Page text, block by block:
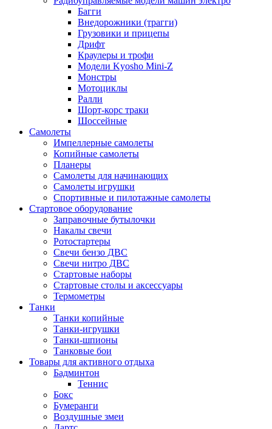
Багги
Внедорожники (трагги)
Грузовики и прицепы
Дрифт
Краулеры и трофи
Модели Kyosho Mini-Z
Монстры
Мотоциклы
Ралли
Шорт-корс траки
Шоссейные
Самолеты
Импеллерные самолеты
Копийные самолеты
Планеры
Самолеты для начинающих
Самолеты игрушки
Спортивные и пилотажные самолеты
Стартовое оборудование
Заправочные бутылочки
Накалы свечи
Ротостартеры
Свечи бензо ДВС
Свечи нитро ДВС
Стартовые наборы
Стартовые столы и аксессуары
Термометры
Танки
Танки копийные
Танки-игрушки
Танки-шпионы
Танковые бои
Товары для активного отдыха
Бадминтон
Теннис
Бокс
Бумеранги
Воздушные змеи